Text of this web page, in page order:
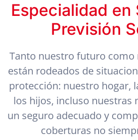
Especialidad en
Previsión
Tanto nuestro futuro como
están rodeados de
protección: nuestro hogar,
los hijos, incluso nuestras
un seguro adecuado y
coberturas no